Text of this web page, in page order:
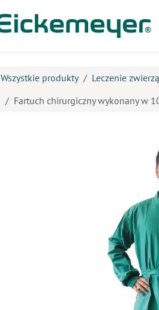
Wszystkie produkty Leczenie
Fartuch chirurgiczny wykonany w